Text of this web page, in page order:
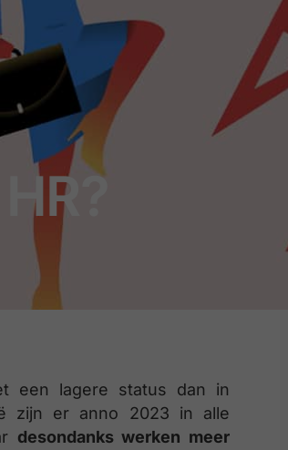
een lagere status dan in
zijn er anno 2023 in alle
desondanks werken meer